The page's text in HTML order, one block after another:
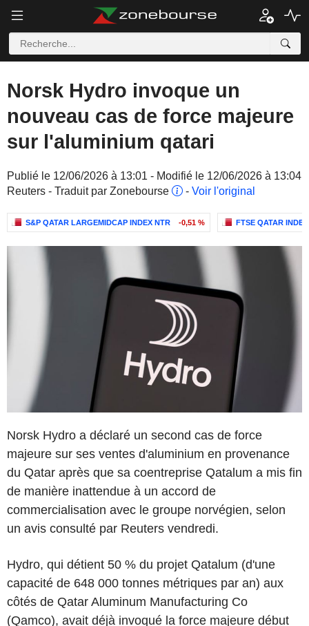
Norsk Hydro invoque un
nouveau cas de force majeure
sur l'aluminium qatari
Publié le 12/06/2026 à 13:01 - Modifié le 12/06/2026 à 13:04
Reuters - Traduit par Zonebourse
- Voir l'original
S&P QATAR LARGEMIDCAP INDEX NTR -0,51 % FTSE QATAR INDEX
Norsk Hydro a déclaré un second cas de force
majeure sur ses ventes d'aluminium en provenance
du Qatar après que sa coentreprise Qatalum a mis fin
de manière inattendue à un accord de
commercialisation avec le groupe norvégien, selon
un avis consulté par Reuters vendredi.
Hydro, qui détient 50 % du projet Qatalum (d'une
capacité de 648 000 tonnes métriques par an) aux
côtés de Qatar Aluminum Manufacturing Co
(Qamco), avait déjà invoqué la force majeure début